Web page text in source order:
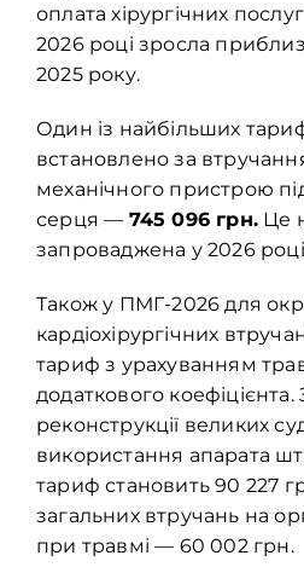
оплата хірургічних
2026 році зросла
2025 року.
Один із найбільших
встановлено за
механічного пристрою
серця — 745 096 грн. Це
запроваджена у 2026
Також у ПМГ-2026 для
кардіохірургічних
тариф з урахуванням
додаткового
реконструкції великих
використання апарата
тариф становить 90 227
загальних втручань на
при травмі — 60 002 грн.